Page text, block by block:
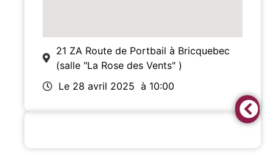
21 ZA Route de Portbail à Bricquebec
(salle "La Rose des Vents" )
Le 28 avril 2025 à 10:00